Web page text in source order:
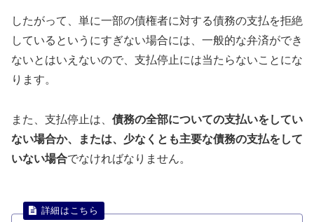
したがって、単に一部の債権者に対する債務の支払を拒絶
しているというにすぎない場合には、一般的な弁済ができ
ないとはいえないので、支払停止には当たらないことにな
ります。
また、支払停止は、 債務の全部についての支払いをしてい
ない場合か、または、少なくとも主要な債務の支払をして
いない場合でなければなりません。